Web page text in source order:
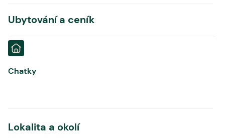
Ubytování a ceník
Chatky
Lokalita a okolí